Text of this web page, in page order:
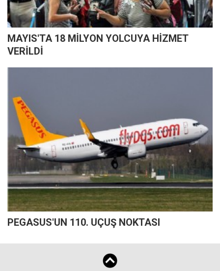
MAYIS'TA 18 MİLYON YOLCUYA HİZMET
VERİLDİ
PEGASUS'UN 110. UÇUŞ NOKTASI